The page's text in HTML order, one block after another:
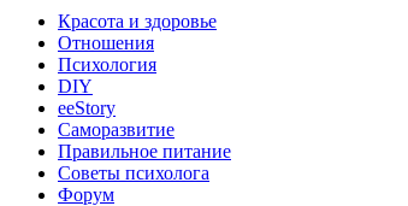
Красота и здоровье
Отношения
Психология
DIY
ееStory
Саморазвитие
Правильное питание
Советы психолога
Форум